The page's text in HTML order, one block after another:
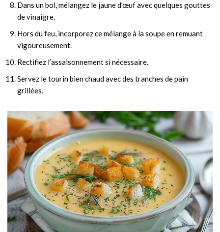
Dans un bol, mélangez le jaune d’œuf avec quelques gouttes
de vinaigre.
Hors du feu, incorporez ce mélange à la soupe en remuant
vigoureusement.
Rectifiez l’assaisonnement si nécessaire.
Servez le tourin bien chaud avec des tranches de pain
grillées.